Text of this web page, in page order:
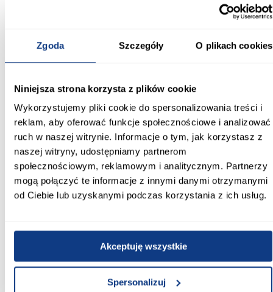
Zgoda Szczegóły O plikach cookies
Niniejsza strona korzysta z plików cookie
Wykorzystujemy pliki cookie do spersonalizowania treści i
reklam, aby oferować funkcje społecznościowe i analizować
ruch w naszej witrynie. Informacje o tym, jak korzystasz z
naszej witryny, udostępniamy partnerom
społecznościowym, reklamowym i analitycznym. Partnerzy
mogą połączyć te informacje z innymi danymi otrzymanymi
od Ciebie lub uzyskanymi podczas korzystania z ich usług.
Akceptuję wszystkie
Spersonalizuj
Szafa Como 4-100 kaszmir/złoty łączy nowoczesny design,
funkcjonalność i eleganckie wykończenie. Stonowana kolorystyka
mebel prezentuje się stylowo i estetycznie, oferując wygodne
przechowywanie w kompaktowej, dopracowanej formie.
Kształt:
proste
Rodzaj drzwi:
uchylne
Oświetlenie: